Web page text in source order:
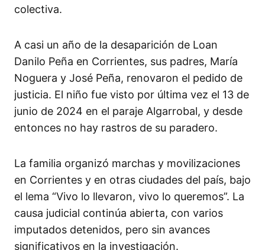
colectiva.​
A casi un año de la desaparición de Loan
Danilo Peña en Corrientes, sus padres, María
Noguera y José Peña, renovaron el pedido de
justicia. El niño fue visto por última vez el 13 de
junio de 2024 en el paraje Algarrobal, y desde
entonces no hay rastros de su paradero.​
La familia organizó marchas y movilizaciones
en Corrientes y en otras ciudades del país, bajo
el lema “Vivo lo llevaron, vivo lo queremos”. La
causa judicial continúa abierta, con varios
imputados detenidos, pero sin avances
significativos en la investigación.